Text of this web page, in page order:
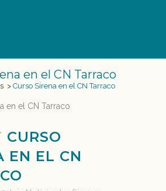
en el CN Tarraco
> Curso Sirena en el CN Tarraco
CURSO
EN EL CN